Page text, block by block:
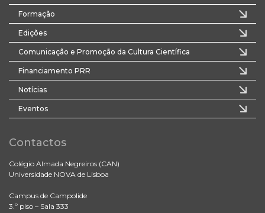
Formação
Edições
Comunicação e Promoção da Cultura Científica
Financiamento PRR
Notícias
Eventos
Contactos
Colégio Almada Negreiros (CAN)
Universidade NOVA de Lisboa
Campus de Campolide
3.º piso – Sala 333